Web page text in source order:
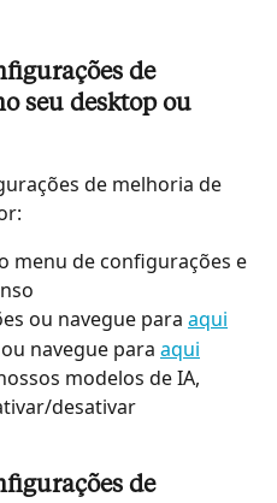
de
seu desktop ou
de melhoria de
menu de configurações e
ou navegue para aqui
navegue para aqui
modelos de IA,
desativar
de